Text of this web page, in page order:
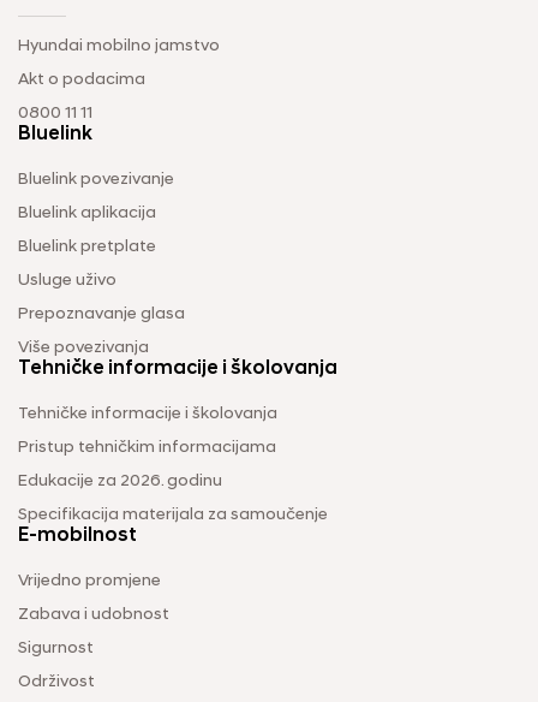
Hyundai mobilno jamstvo
Akt o podacima
0800 11 11
Bluelink
Bluelink povezivanje
Bluelink aplikacija
Bluelink pretplate
Usluge uživo
Prepoznavanje glasa
Više povezivanja
Tehničke informacije i školovanja
Tehničke informacije i školovanja
Pristup tehničkim informacijama
Edukacije za 2026. godinu
Specifikacija materijala za samoučenje
E-mobilnost
Vrijedno promjene
Zabava i udobnost
Sigurnost
Održivost